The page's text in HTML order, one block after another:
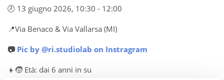
🕗 13 giugno 2026, 10:30 - 12:00
📍Via Benaco & Via Vallarsa (MI)
📷 Pic by @ri.studiolab on Instragram
👧🧒 Età: dai 6 anni in su